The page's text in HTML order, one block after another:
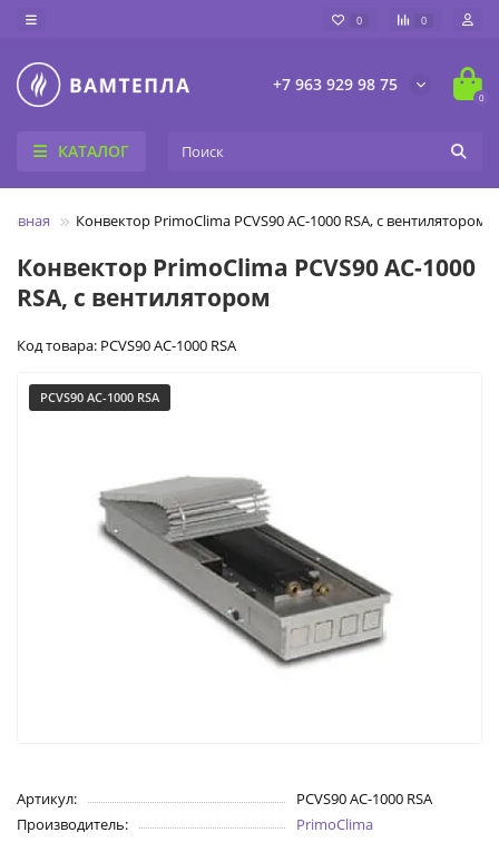
0 0
+7 963 929 98 75
0
КАТАЛОГ
Конвектор PrimoClima PCVS90 AC-1000 RSA, с вентилятором
Конвектор PrimoClima PCVS90 AC-1000
RSA, с вентилятором
Код товара: PCVS90 AC-1000 RSA
PCVS90 AC-1000 RSA
Артикул:
PCVS90 AC-1000 RSA
Производитель:
PrimoClima